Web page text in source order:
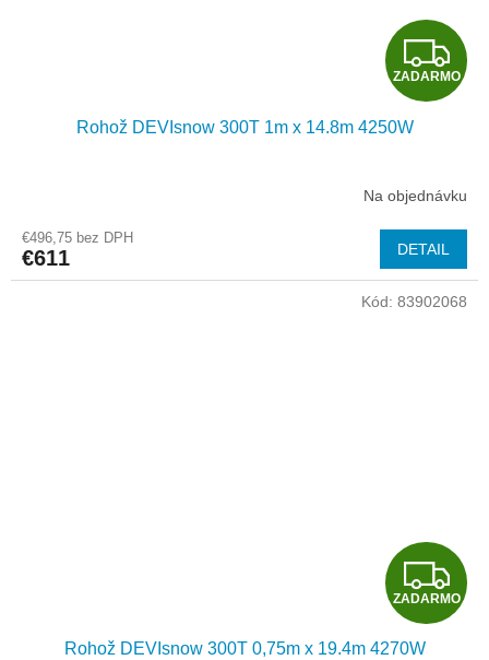
Z
A
A
R
M
ZADARMO
Rohož DEVIsnow 300T 1m x 14.8m 4250W
Na objednávku
€496,75 bez DPH
€611 DETAIL
Z
A
ZADARMO
Rohož DEVIsnow 300T 0,75m x 19.4m 4270W
Kód: 83902068